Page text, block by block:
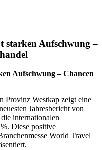
starken Aufschwung –
Aufschwung – Chancen
Provinz Westkap zeigt eine
Jahresbericht von
die internationalen
Diese positive
World Travel